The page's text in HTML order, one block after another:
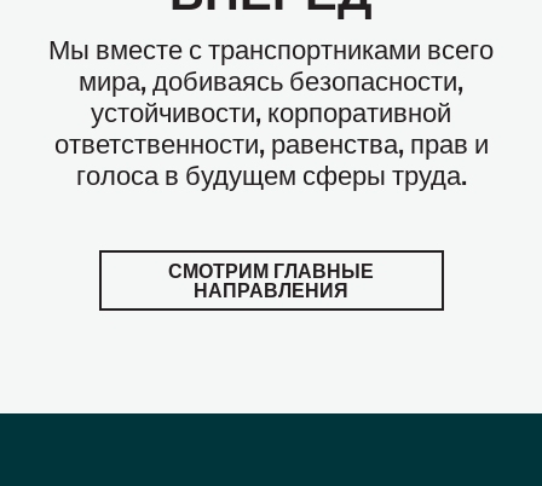
Мы вместе с транспортниками всего
мира, добиваясь безопасности,
устойчивости, корпоративной
ответственности, равенства, прав и
голоса в будущем сферы труда.
СМОТРИМ ГЛАВНЫЕ
НАПРАВЛЕНИЯ